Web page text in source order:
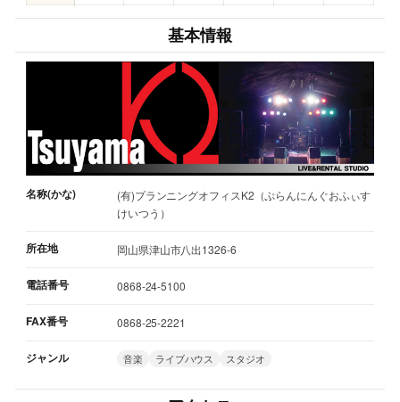
基本情報
名称(かな)
(有)プランニングオフィスK2（ぷらんにんぐおふぃす
けいつう）
所在地 岡山県津山市八出1326-6
電話番号 0868-24-5100
FAX番号 0868-25-2221
ジャンル 音楽 ライブハウス スタジオ